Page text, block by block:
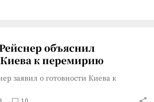
объяснил
Киева к перемирию
заявил о готовности Киева к